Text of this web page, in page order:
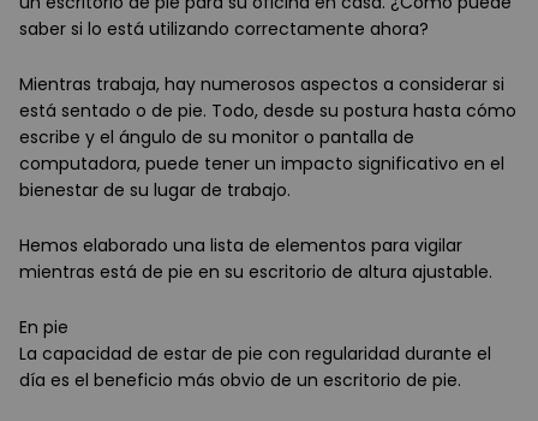
saber si lo está utilizando correctamente ahora?
Mientras trabaja, hay numerosos aspectos a considerar si
está sentado o de pie. Todo, desde su postura hasta cómo
escribe y el ángulo de su monitor o pantalla de
computadora, puede tener un impacto significativo en el
bienestar de su lugar de trabajo.
Hemos elaborado una lista de elementos para vigilar
mientras está de pie en su escritorio de altura ajustable.
En pie
La capacidad de estar de pie con regularidad durante el
día es el beneficio más obvio de un escritorio de pie.